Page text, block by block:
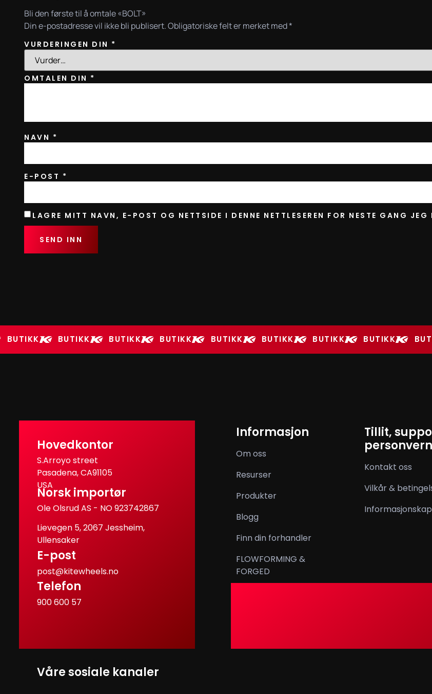
Bli den første til å omtale «BOLT»
Din e-postadresse vil ikke bli publisert.Obligatoriske felt er merket med*
VURDERINGEN DIN *
OMTALEN DIN *
NAVN *
E-POST *
LAGRE MITT NAVN, E-POST OG NETTSIDE I DENNE NETTLESEREN FOR NESTE GANG JEG
BUTIKK BUTIKK BUTIKK BUTIKK BUTIKK BUTIKK BUTIKK BUTIKK
Hovedkontor
S.Arroyo street
Pasadena, CA91105
USA
Norsk importør
Ole Olsrud AS - NO 923742867
Lievegen 5, 2067 Jessheim,
Ullensaker
E-post
post@kitewheels.no
Telefon
900 600 57
Informasjon
Om oss
Resurser
Produkter
Blogg
Finn din forhandler
FLOWFORMING &
FORGED
Tillit,
personvern
Kontakt oss
Vilkår &
Våre sosiale kanaler